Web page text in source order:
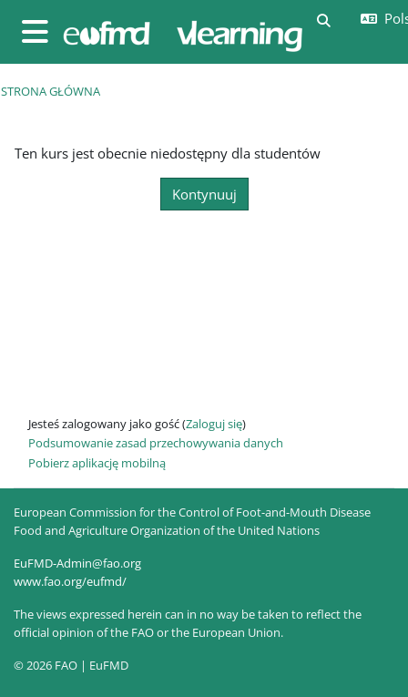
Panel boczny
STRONA GŁÓWNA
Ten kurs jest obecnie niedostępny dla studentów
Kontynuuj
Jesteś zalogowany jako gość (Zaloguj się)
Podsumowanie zasad przechowywania danych
Pobierz aplikację mobilną
European Commission for the Control of Foot-and-Mouth Disease
Food and Agriculture Organization of the United Nations
EuFMD-Admin@fao.org
www.fao.org/eufmd/
The views expressed herein can in no way be taken to reflect the
official opinion of the FAO or the European Union.
© 2026 FAO | EuFMD